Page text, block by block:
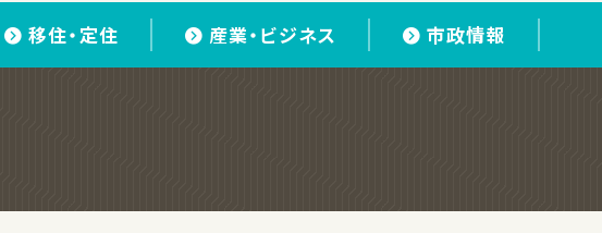
移住・定住 産業・ビジネス 市政情報